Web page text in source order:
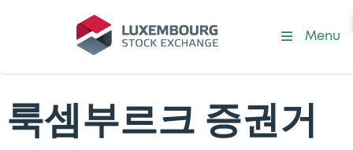
Menu
룩셈부르크 증권거